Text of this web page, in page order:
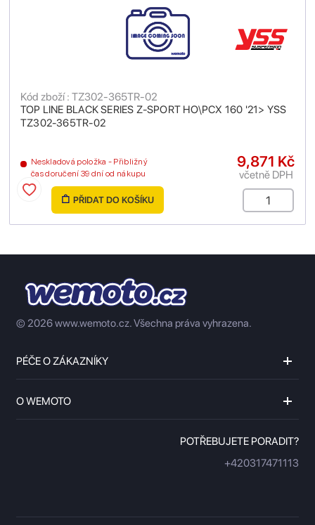
TOP LINE BLACK SERIES Z-SPORT HO\PCX 160 '21> YSS
TZ302-365TR-02
Kód zboží : TZ302-365TR-02
Neskladová položka - Přibližný
čas doručení 39 dní od nákupu
9,871 Kč
včetně DPH
PŘIDAT DO KOŠÍKU
© 2026 www.wemoto.cz.Všechna práva vyhrazena.
PÉČE O ZÁKAZNÍKY
O WEMOTO
POTŘEBUJETE PORADIT?
+420317471113